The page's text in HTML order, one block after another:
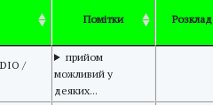
Помітки Розклад
/
прийом
можливий у
деяких...